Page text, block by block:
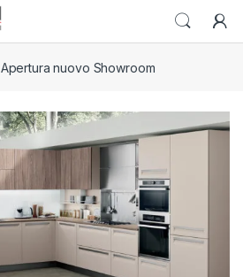
Apertura nuovo Showroom